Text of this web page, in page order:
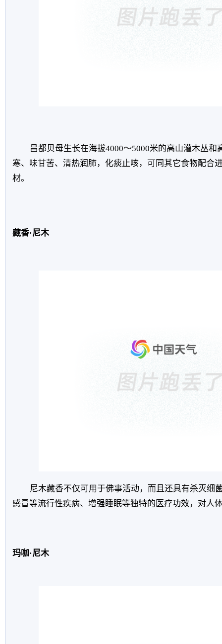
昌都贝母生长在海拔4000～5000米的高山灌木丛和
寒、味甘苦、清热润肺，化痰止咳，可同其它食物配合
材。
藏香·尼木
尼木藏香不仅可用于佛事活动，而且还具有杀灭细
感冒等流行性疾病、增强睡眠等独特的医疗功效，对人
玛咖·尼木